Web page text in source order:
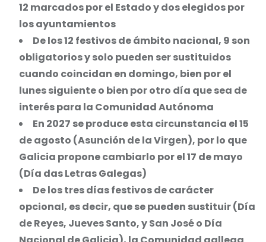
12 marcados por el Estado y dos elegidos por
los ayuntamientos
De los 12 festivos de ámbito nacional, 9 son
obligatorios y solo pueden ser sustituidos
cuando coincidan en domingo, bien por el
lunes siguiente o bien por otro día que sea de
interés para la Comunidad Autónoma
En 2027 se produce esta circunstancia el 15
de agosto (Asunción de la Virgen), por lo que
Galicia propone cambiarlo por el 17 de mayo
(Día das Letras Galegas)
De los tres días festivos de carácter
opcional, es decir, que se pueden sustituir (Día
de Reyes, Jueves Santo, y San José o Día